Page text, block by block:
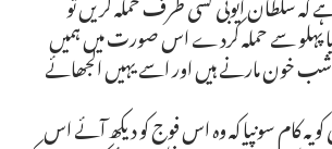
پہلو سے حملہ کردے اس صورت میں ہمیں
خون مارنے ہیں اور اسے یہیں الجھائے
کام سونپا کہ وہ اس فوج کو دیکھ آئے اس